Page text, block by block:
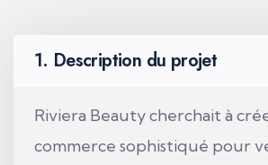
1. Description du projet
Riviera Beauty cherchait à
commerce sophistiqué pour